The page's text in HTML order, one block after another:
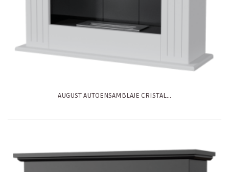
AUGUST AUTOENSAMBLAJE CRISTAL...